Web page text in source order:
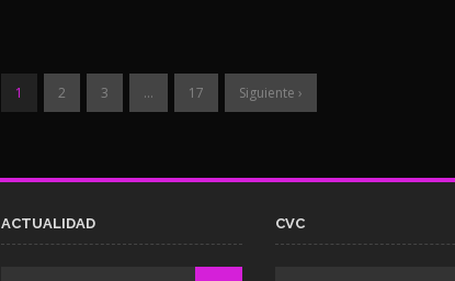
1 2 3 … 17 Siguiente ›
ACTUALIDAD CVC